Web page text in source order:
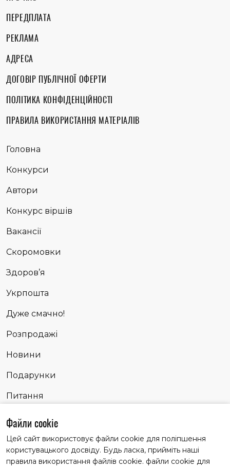
ПЕРЕДПЛАТА
РЕКЛАМА
АДРЕСА
ДОГОВІР ПУБЛІЧНОЇ ОФЕРТИ
ПОЛІТИКА КОНФІДЕНЦІЙНОСТІ
ПРАВИЛА ВИКОРИСТАННЯ МАТЕРІАЛІВ
Головна
Конкурси
Автори
Конкурс віршів
Вакансії
Скоромовки
Здоров’я
Укрпошта
Дуже смачно!
Розпродажі
Новини
Подарунки
Питання
Сповідь
Матеріали із заголовком "Партнерські історії" публікуємо
на правах реклами
Файли cookie
Цей сайт використовує файли cookie для поліпшення
користувацького досвіду. Будь ласка, прийміть наші
правила використання файлів cookie. файли cookie для